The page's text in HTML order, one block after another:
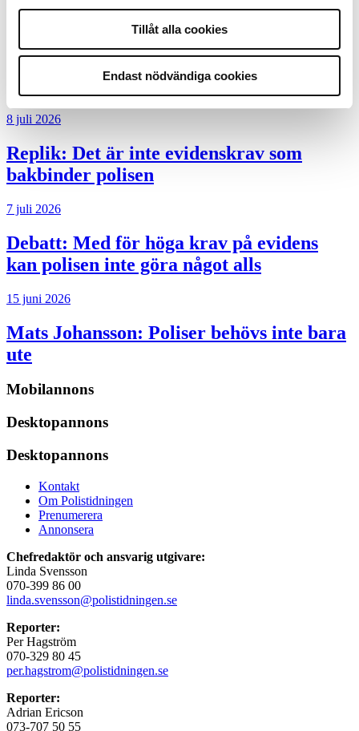
Tillåt alla cookies
Endast nödvändiga cookies
9 juli 2026
kunskapsstyrning – inte om forskarnas
8 juli 2026
Replik: Det är inte evidenskrav som
bakbinder polisen
7 juli 2026
Debatt: Med för höga krav på evidens
kan polisen inte göra något alls
15 juni 2026
Mats Johansson: Poliser behövs inte bara
ute
Mobilannons
Desktopannons
Desktopannons
Kontakt
Om Polistidningen
Prenumerera
Annonsera
Chefredaktör och ansvarig utgivare:
Linda Svensson
070-399 86 00
linda.svensson@polistidningen.se
Reporter:
Per Hagström
070-329 80 45
per.hagstrom@polistidningen.se
Reporter:
Adrian Ericson
073-707 50 55